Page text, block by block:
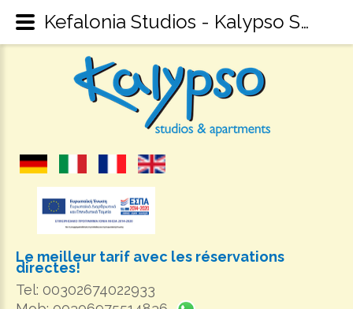
Le meilleur tarif avec les réservations
directes!
Tel: 00302674022933
Kefalonia Studios - Kalypso Studios & Apartments Sami Kefalonia - Kefalonia Accommodation